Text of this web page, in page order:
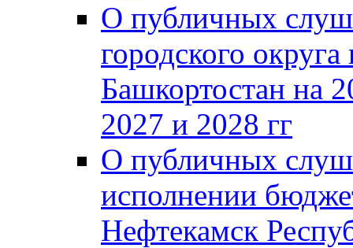
О публичных
городского
Башкортостан на
2027 и 2028 гг
О публичных
исполнении
Нефтекамск